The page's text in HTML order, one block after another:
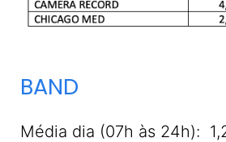
BAND
Média dia (07h às 24h):